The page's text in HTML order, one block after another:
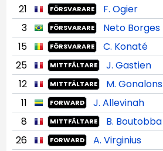
21
FÖRSVARARE
F. Ogier
3
FÖRSVARARE
Neto Borges
15
FÖRSVARARE C. Konaté
25 MITTFÄLTARE J. Gastien
12 MITTFÄLTARE M. Gonalons
11 FORWARD J. Allevinah
8 MITTFÄLTARE B. Boutobba
26 FORWARD A. Virginius